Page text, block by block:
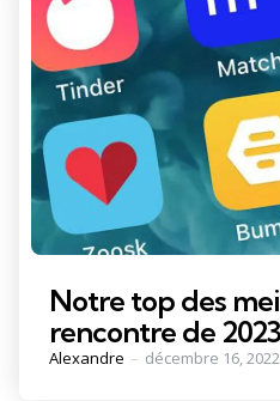
Notre top des
rencontre de 2023
Posted
Alexandre décembre 16, 2022